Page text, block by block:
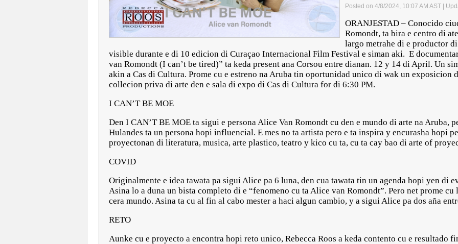
Posted on 4/8/2024, 10:07 AM AST |
ORANJESTAD – Conocido
Romondt, ta bira e centro di
largo metrahe di e productor
visible durante e di 10 edicion di Curaçao Internacional Film Festival e siman aki. E
van Romondt (I can’t be tired)” ta keda present ana Corsou entre dianan. 12 y 14 di April. Un
akin a Cas di Cultura. Prome cu e estreno na Aruba tin oportunidad unico di wak un exposicion
collecion priva di arte den e sala di expo di Cas di Cultura for di 6:30 PM.
I CAN’T BE MOE
Den I CAN’T BE MOE ta sigui e persona Alice Van Romondt cu den e mundo di arte na Aruba,
Hulandes ta un persona hopi influencial. E mes no ta artista pero e ta inspira y encurasha hopi
proyectonan di literatura, musica, arte plastico, teatro y kico cu ta, cu ta cay bao di arte of
COVID
Originalmente e idea tawata pa sigui Alice pa 6 luna, den cua tawata tin un agenda hopi yen di
Asina lo a duna un bista completo di e “fenomeno cu ta Alice van Romondt”. Pero net prome
cera mundo. Asina ta cu al fin al cabo mester a haci algun cambio, y a sigui Alice pa dos aña
RETO
Aunke cu e proyecto a encontra hopi reto unico, Rebecca Roos a keda contento cu e resultado